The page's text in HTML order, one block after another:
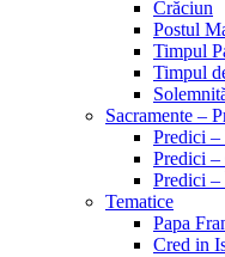
Crăciun
Postul
Timpul
Timpul
Sacramente –
Predici –
Predici –
Predici –
Tematice
Papa
Cred in